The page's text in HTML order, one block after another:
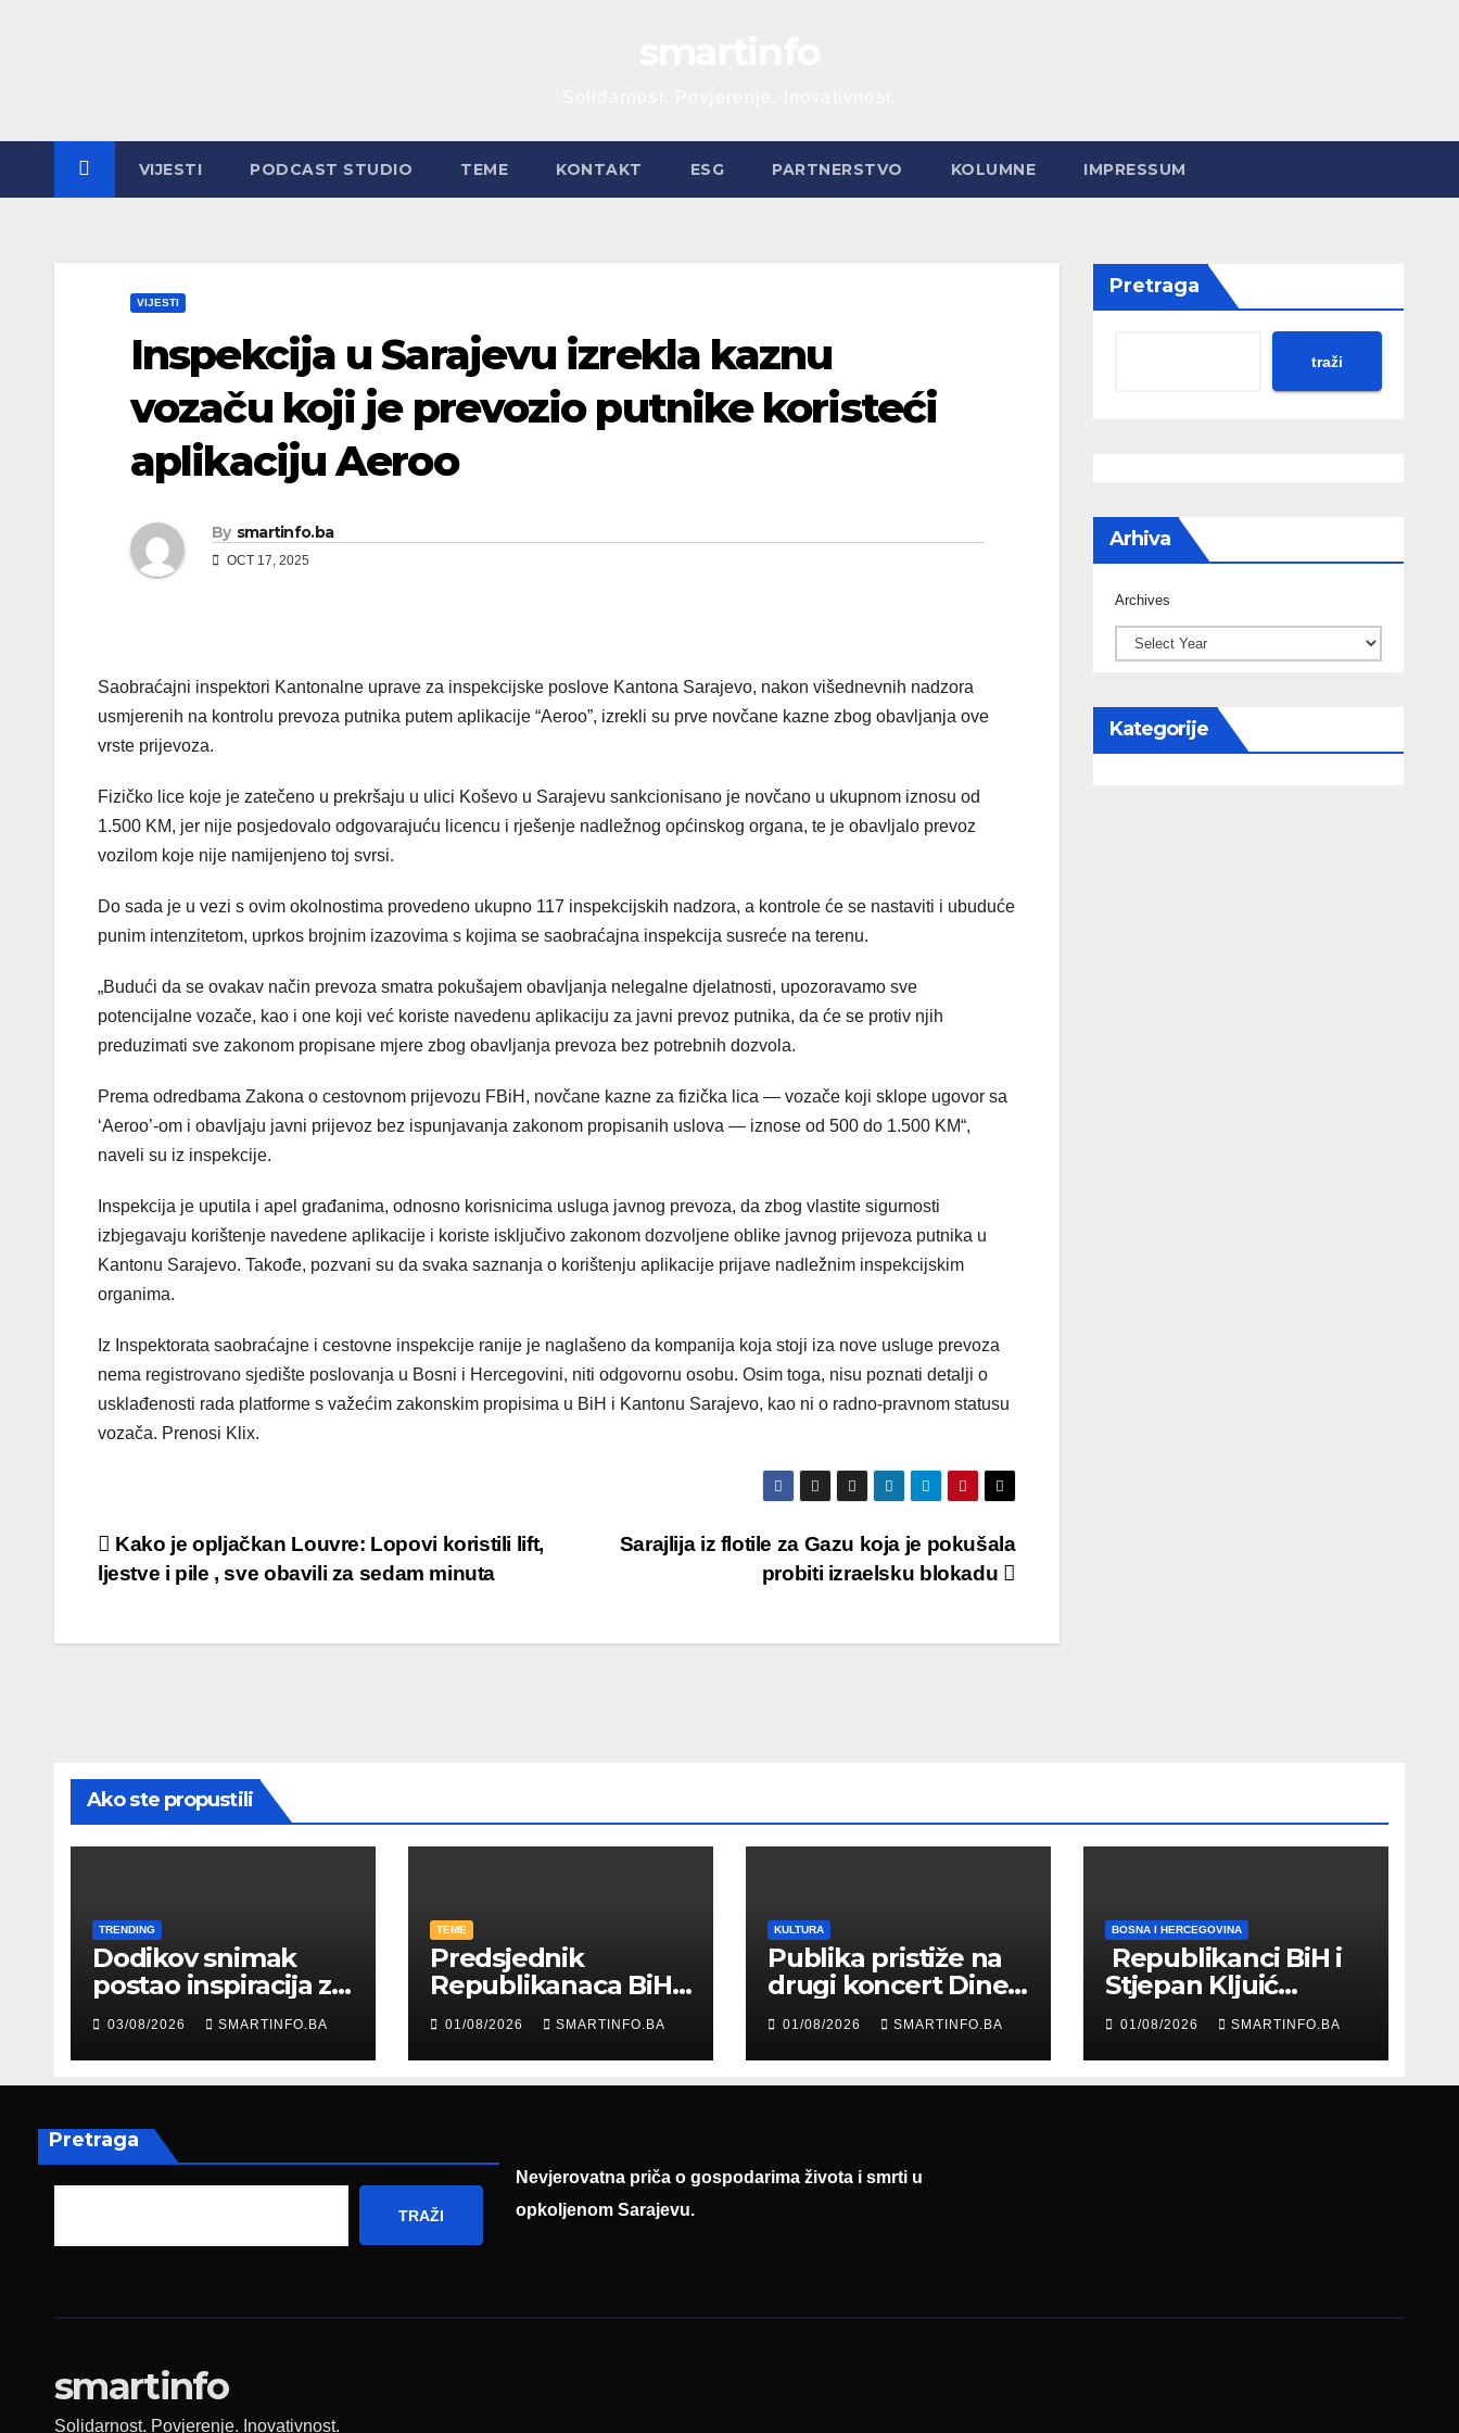
VIJESTI PODCAST STUDIO TEME KONTAKT ESG PARTNERSTVO KOLUMNE IMPRESSUM
VIJESTI
Inspekcija u Sarajevu izrekla kaznu
vozaču koji je prevozio putnike koristeći
aplikaciju Aeroo
By smartinfo.ba
OCT 17, 2025
Saobraćajni inspektori Kantonalne uprave za inspekcijske poslove Kantona Sarajevo, nakon višednevnih nadzora
usmjerenih na kontrolu prevoza putnika putem aplikacije “Aeroo”, izrekli su prve novčane kazne zbog obavljanja ove
vrste prijevoza.
Fizičko lice koje je zatečeno u prekršaju u ulici Koševo u Sarajevu sankcionisano je novčano u ukupnom iznosu od
1.500 KM, jer nije posjedovalo odgovarajuću licencu i rješenje nadležnog općinskog organa, te je obavljalo prevoz
vozilom koje nije namijenjeno toj svrsi.
Do sada je u vezi s ovim okolnostima provedeno ukupno 117 inspekcijskih nadzora, a kontrole će se nastaviti i ubuduće
punim intenzitetom, uprkos brojnim izazovima s kojima se saobraćajna inspekcija susreće na terenu.
„Budući da se ovakav način prevoza smatra pokušajem obavljanja nelegalne djelatnosti, upozoravamo sve
potencijalne vozače, kao i one koji već koriste navedenu aplikaciju za javni prevoz putnika, da će se protiv njih
preduzimati sve zakonom propisane mjere zbog obavljanja prevoza bez potrebnih dozvola.
Prema odredbama Zakona o cestovnom prijevozu FBiH, novčane kazne za fizička lica — vozače koji sklope ugovor sa
‘Aeroo’-om i obavljaju javni prijevoz bez ispunjavanja zakonom propisanih uslova — iznose od 500 do 1.500 KM“,
naveli su iz inspekcije.
Inspekcija je uputila i apel građanima, odnosno korisnicima usluga javnog prevoza, da zbog vlastite sigurnosti
izbjegavaju korištenje navedene aplikacije i koriste isključivo zakonom dozvoljene oblike javnog prijevoza putnika u
Kantonu Sarajevo. Takođe, pozvani su da svaka saznanja o korištenju aplikacije prijave nadležnim inspekcijskim
organima.
Iz Inspektorata saobraćajne i cestovne inspekcije ranije je naglašeno da kompanija koja stoji iza nove usluge prevoza
nema registrovano sjedište poslovanja u Bosni i Hercegovini, niti odgovornu osobu. Osim toga, nisu poznati detalji o
usklađenosti rada platforme s važećim zakonskim propisima u BiH i Kantonu Sarajevo, kao ni o radno-pravnom statusu
vozača. Prenosi Klix.
Post
navigation
Sarajlija iz flotile za Gazu koja je pokušala
probiti izraelsku blokadu
Kako je opljačkan Louvre: Lopovi koristili lift,
ljestve i pile , sve obavili za sedam minuta
Pretraga
traži
Arhiva
Archives
Kategorije
Ako ste propustili
TRENDING
Dodikov snimak
postao inspiracija za
šale: Građani kroz
parodiju poslali
poruku
03/08/2026 SMARTINFO.BA
TEME
Predsjednik
Republikanaca BiH
Edin Garaplija
prisustvovao
prezentaciji
Federalnog sajma
01/08/2026 SMARTINFO.BA
KULTURA
Publika pristiže na
drugi koncert Dine
Merlina na Koševu
01/08/2026 SMARTINFO.BA
BOSNA I HERCEGOVINA
Republikanci BiH i
Stjepan Kljuić
razgovarali o
evropskom putu
Bosne i
Hercegovine
01/08/2026 SMARTINFO.BA
Pretraga
TRAŽI
Nevjerovatna priča o gospodarima života i smrti u
opkoljenom Sarajevu.
smartinfo
Solidarnost. Povjerenje. Inovativnost.